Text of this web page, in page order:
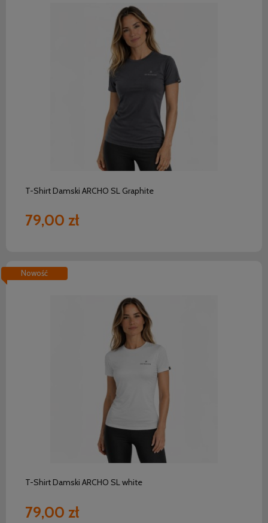
T-Shirt Damski ARCHO SL Graphite
79,00 zł
T-Shirt Damski ARCHO SL white
79,00 zł
do koszyka
Nowość